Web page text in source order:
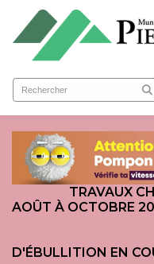
(Ma
(Loisirs et
TRAVAUX
AOÛT À OCTOBRE
D'ÉBULLITION EN